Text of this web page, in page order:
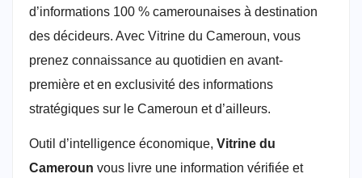
d’informations 100 % camerounaises à destination
des décideurs. Avec Vitrine du Cameroun, vous
prenez connaissance au quotidien en avant-
première et en exclusivité des informations
stratégiques sur le Cameroun et d’ailleurs.
Outil d’intelligence économique, Vitrine du
Cameroun vous livre une information vérifiée et